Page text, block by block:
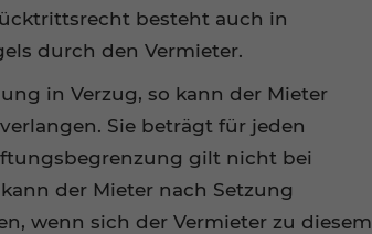
besteht auch in
durch den Vermieter.
in Verzug, so kann der Mieter
Sie beträgt für jeden
gilt nicht bei
der Mieter nach Setzung
wenn sich der Vermieter zu diesem